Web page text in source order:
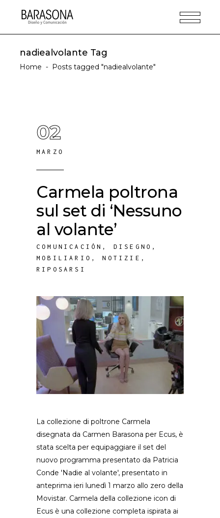
nadiealvolante Tag
Home - Posts tagged "nadiealvolante"
02
MARZO
Carmela poltrona
sul set di ‘Nessuno
al volante’
COMUNICACIÓN , DISEGNO ,
MOBILIARIO ,NOTIZIE ,
RIPOSARSI
La collezione di poltrone Carmela
disegnata da Carmen Barasona per Ecus, è
stata scelta per equipaggiare il set del
nuovo programma presentato da Patricia
Conde 'Nadie al volante', presentato in
anteprima ieri lunedì 1 marzo allo zero della
Movistar. Carmela della collezione icon di
Ecus è una collezione completa ispirata ai